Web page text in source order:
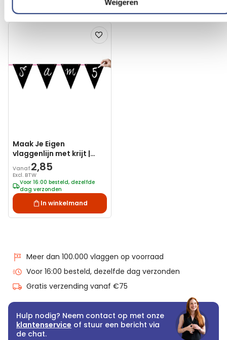
Weigeren
Vergelijkbare producten
Voeg
toe
verlanglijst
Maak Je Eigen
vlaggenlijn met krijt |
Wimpelvorm
Vanaf 2,85
Excl. BTW
Voor 16:00 besteld, dezelfde
dag verzonden
In winkelmand
Meer dan 100.000 vlaggen op voorraad
Voor 16:00 besteld, dezelfde dag verzonden
Gratis verzending vanaf €75
Hulp nodig? Neem contact op met onze
klantenservice of stuur een bericht via
de chat.